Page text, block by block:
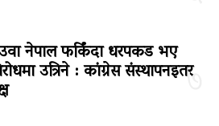
७
नेपाल फर्किंदा धरपकड भए
उत्रिने : कांग्रेस संस्थापनइतर